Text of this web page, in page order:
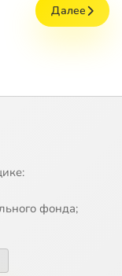
Далее
фонда;